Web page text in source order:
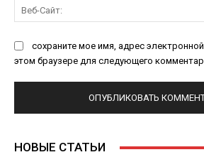
сохраните мое имя, адрес
этом браузере для следующего
НОВЫЕ СТАТЬИ